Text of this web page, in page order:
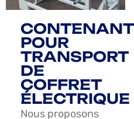
CONTENANT
POUR
TRANSPORT
DE
COFFRET
ÉLECTRIQUE
Nous proposons